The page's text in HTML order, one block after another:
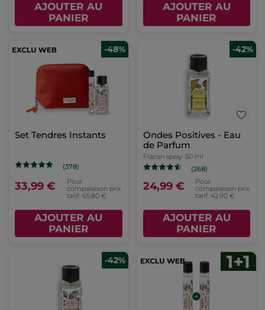
AJOUTER AU
PANIER
AJOUTER AU
PANIER
-48%
Set Tendres Instants
(378)
33,99 €
Pour
comparaison prix
tarif: 65,80 €
AJOUTER AU
PANIER
-42%
Ondes Positives - Eau
de Parfum
Flacon spray 50 ml
(268)
24,99 €
Pour
comparaison prix
tarif: 42,90 €
AJOUTER AU
PANIER
-42%